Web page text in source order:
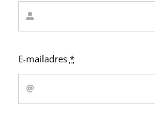
E-mailadres *